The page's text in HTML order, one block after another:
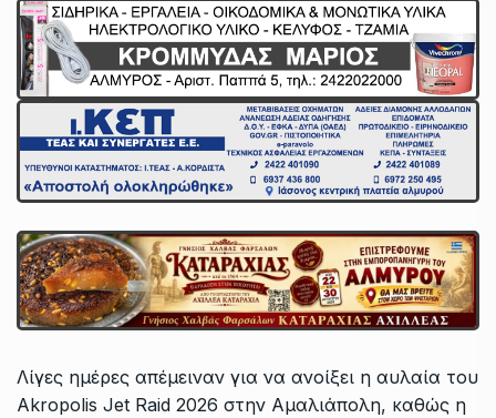
Λίγες ημέρες απέμειναν για να ανοίξει η αυλαία του
Akropolis Jet Raid 2026 στην Αμαλιάπολη, καθώς η